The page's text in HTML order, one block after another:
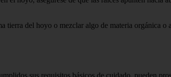
tierra del hoyo o mezclar algo de materia orgánica o